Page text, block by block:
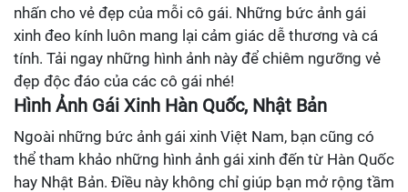
nhấn cho vẻ đẹp của mỗi cô gái. Những bức ảnh gái
xinh đeo kính luôn mang lại cảm giác dễ thương và cá
tính. Tải ngay những hình ảnh này để chiêm ngưỡng vẻ
đẹp độc đáo của các cô gái nhé!
Hình Ảnh Gái Xinh Hàn Quốc, Nhật Bản
Ngoài những bức ảnh gái xinh Việt Nam, bạn cũng có
thể tham khảo những hình ảnh gái xinh đến từ Hàn Quốc
hay Nhật Bản. Điều này không chỉ giúp bạn mở rộng tầm